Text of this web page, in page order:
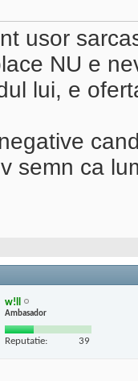
usor
NU e
lui, e
semn ca
w!ll
Ambasador
Reputatie: 39